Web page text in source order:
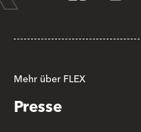
Mehr über FLEX
Presse